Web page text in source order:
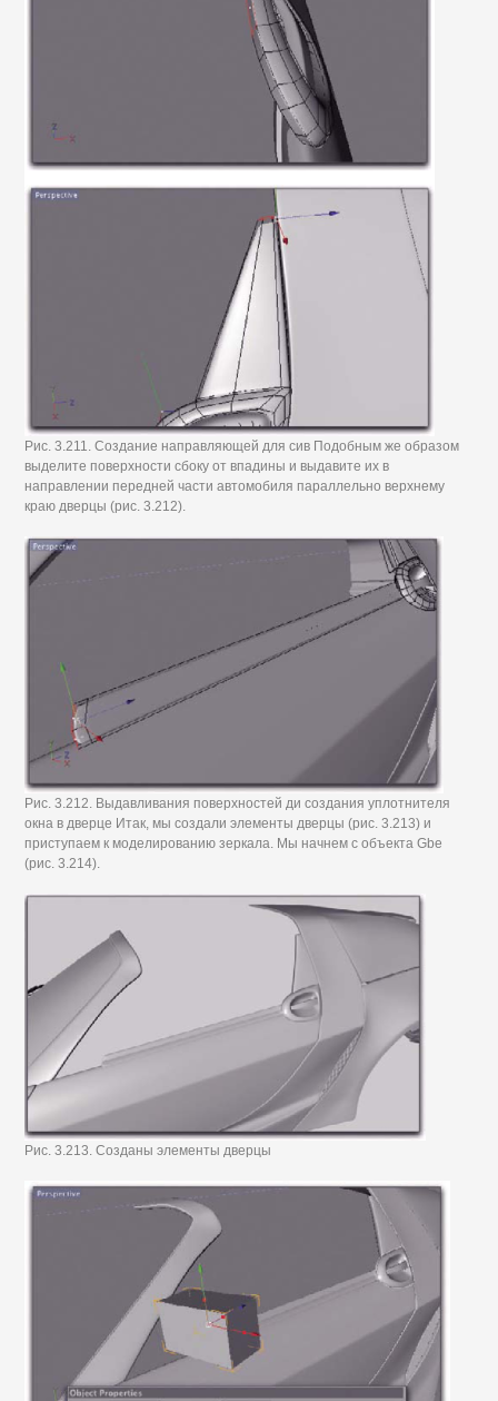
Рис. 3.211. Создание направляющей для сив Подобным же образом
выделите поверхности сбоку от впадины и выдавите их в
направлении передней части автомобиля параллельно верхнему
краю дверцы (рис. 3.212).
Рис. 3.212. Выдавливания поверхностей ди создания уплотнителя
окна в дверце Итак, мы создали элементы дверцы (рис. 3.213) и
приступаем к моделированию зеркала. Мы начнем с объекта Gbe
(рис. 3.214).
Рис. 3.213. Созданы элементы дверцы